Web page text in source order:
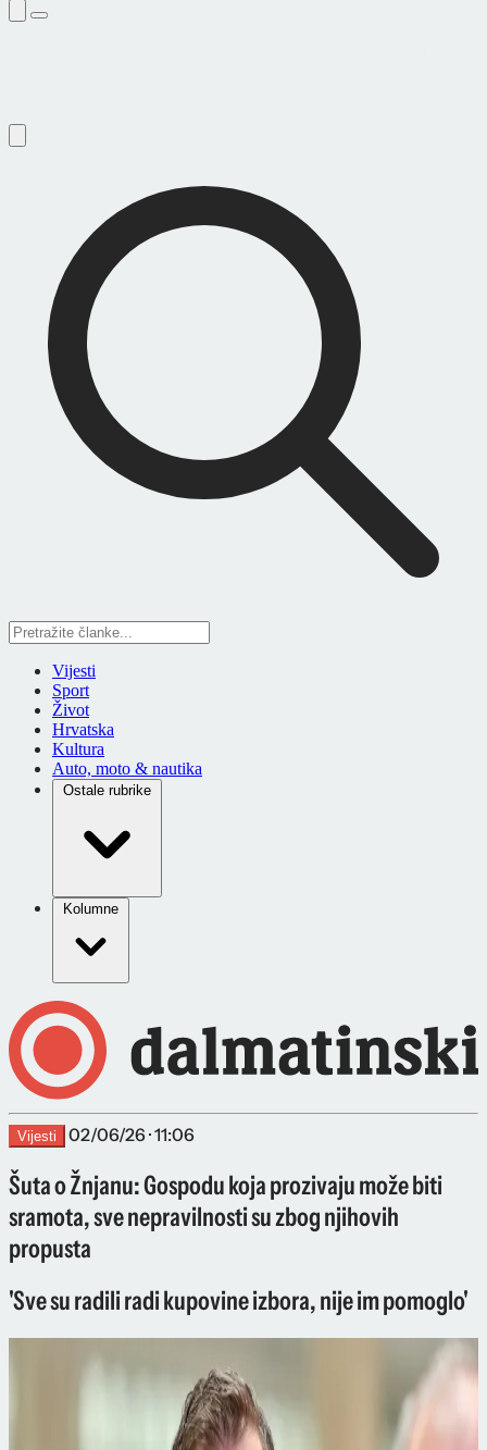
Vijesti
Sport
Život
Hrvatska
Kultura
Auto, moto & nautika
Ostale rubrike
Kolumne
Vijesti 02/06/26 · 11:06
Šuta o Žnjanu: Gospodu koja prozivaju može biti
sramota, sve nepravilnosti su zbog njihovih
propusta
'Sve su radili radi kupovine izbora, nije im pomoglo'